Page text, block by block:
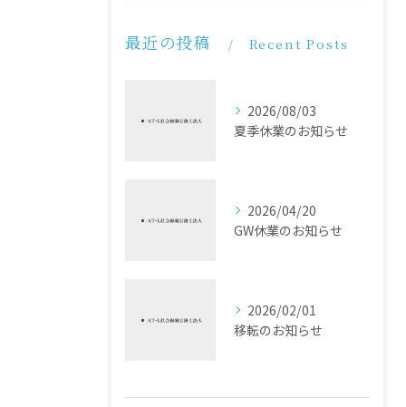
最近の投稿 Recent Posts
2026/08/03
夏季休業のお知らせ
2026/04/20
GW休業のお知らせ
2026/02/01
移転のお知らせ